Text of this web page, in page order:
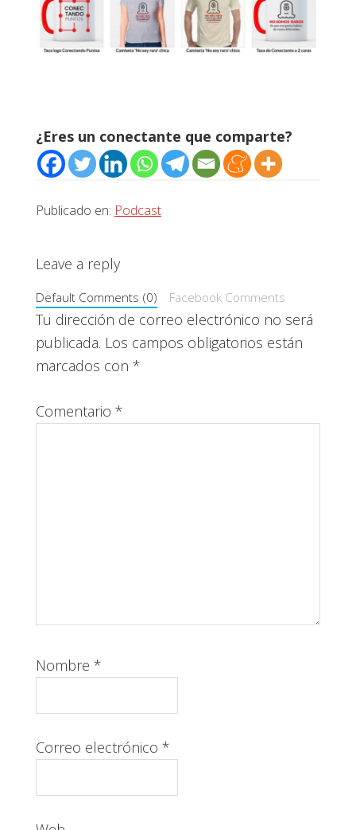
¿Eres un conectante que comparte?
Publicado en: Podcast
Interacciones
con
los
lectores
Leave a reply
Default Comments (0) Facebook Comments
Tu dirección de correo electrónico no será
publicada. Los campos obligatorios están
marcados con *
Comentario *
Nombre *
Correo electrónico *